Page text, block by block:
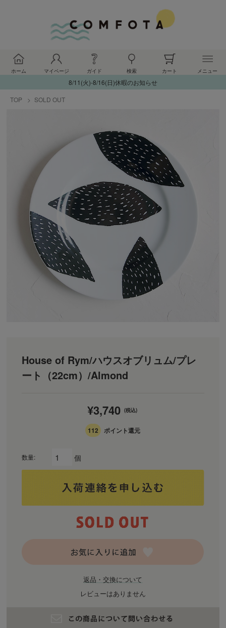
ホーム マイページ ガイド 検索 カート メニュー
8/11(火)-8/16(日)休暇のお知らせ
TOP
SOLD OUT
House of Rym/ハウスオブリュム/プレ
ート（22cm）/Almond
¥3,740 (税込)
112 ポイント還元
数量: 個
返品・交換について
レビューはありません